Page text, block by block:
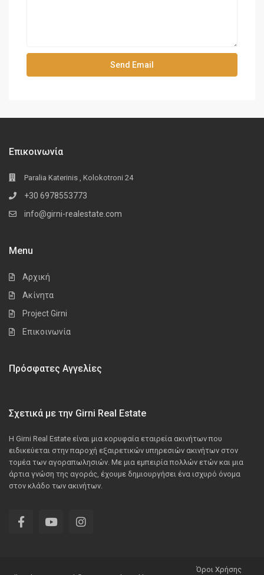
Επικοινωνία
Paralia Katerinis , Kolokotroni 24
+30 6978553773
info@girni-realestate.com
Menu
Αρχική
Ακίνητα
Project Girni
Επικοινωνία
Πρόσφατες Αγγελίες
Σχετικά με την Girni Real Estate
Η Girni Real Estate είναι μια κορυφαία εταιρεία ακινήτων που
ειδικεύεται στην παροχή εξαιρετικών υπηρεσιών ακινήτων στον
τομέα των αγοραπωλησιών. Με μια εμπειρία πολλών ετών και μια
άρτια γνώση της αγοράς, έχουμε δημιουργήσει ένα ισχυρό όνομα
στον κλάδο των ακινήτων.
Όροι Χρήσης